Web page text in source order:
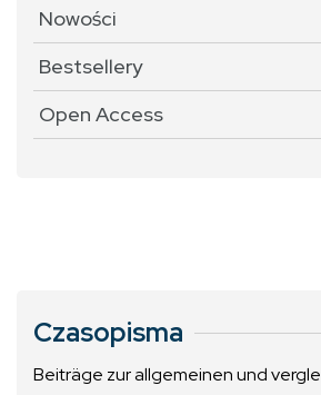
Nowości
Bestsellery
Open Access
Czasopisma
Beiträge zur allgemeinen und